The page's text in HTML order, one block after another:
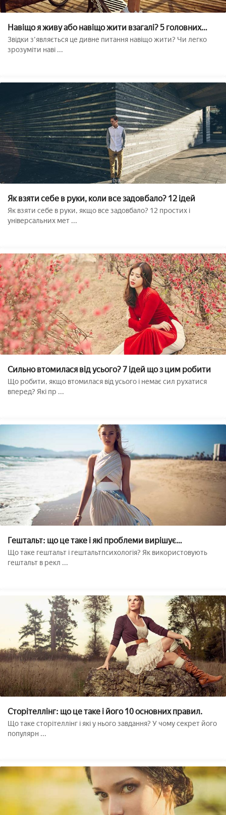
Навіщо я живу або навіщо жити взагалі? 5 головних
питань
Звідки з'являється це дивне питання навіщо жити? Чи легко
зрозуміти наві ...
Як взяти себе в руки, коли все задовбало? 12 ідей
Як взяти себе в руки, якщо все задовбало? 12 простих і
універсальних мет ...
Сильно втомилася від усього? 7 ідей що з цим робити
Що робити, якщо втомилася від усього і немає сил рухатися
вперед? Які пр ...
Гештальт: що це таке і які проблеми вирішує
гештальтпсихологія??
Що таке гештальт і гештальтпсихологія? Як використовують
гештальт в рекл ...
Сторітеллінг: що це таке і його 10 основних правил.
Що таке сторітеллінг і які у нього завдання? У чому секрет його
популярн ...